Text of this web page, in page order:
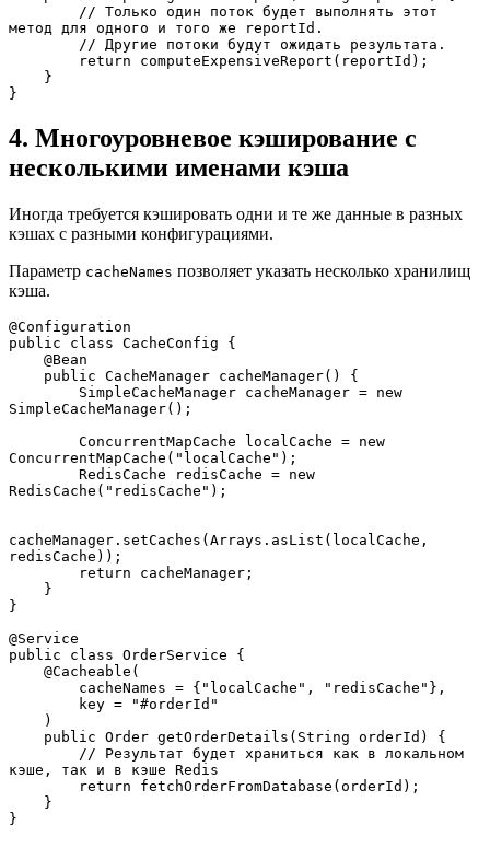
метод для одного и того же reportId.
        // Другие потоки будут ожидать результата.
        return computeExpensiveReport(reportId);
    }
}
4. Многоуровневое кэширование с
несколькими именами кэша
Иногда требуется кэшировать одни и те же данные в разных
кэшах с разными конфигурациями.
Параметр cacheNames позволяет указать несколько хранилищ
кэша.
@Configuration
public class CacheConfig {
    @Bean
    public CacheManager cacheManager() {
SimpleCacheManager();
ConcurrentMapCache("localCache");
RedisCache("redisCache");
cacheManager.setCaches(Arrays.asList(localCache,
redisCache));
        return cacheManager;
    }
}
@Service
public class OrderService {
    @Cacheable(
        cacheNames = {"localCache", "redisCache"},
        key = "#orderId"
    )
    public Order getOrderDetails(String orderId) {
кэше, так и в кэше Redis
        return fetchOrderFromDatabase(orderId);
    }
}